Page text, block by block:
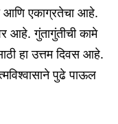
आणि एकाग्रतेचा आहे.
आहे. गुंतागुंतीची कामे
हा उत्तम दिवस आहे.
पुढे पाऊल